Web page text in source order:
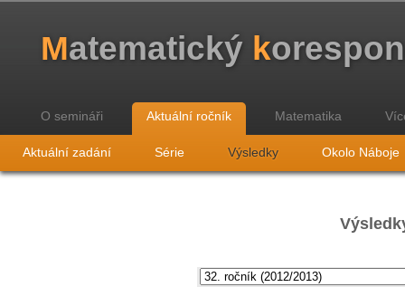
Matematický k
O semináři Aktuální ročník Matematika
Aktuální zadání Série Výsledky Okolo Náboje